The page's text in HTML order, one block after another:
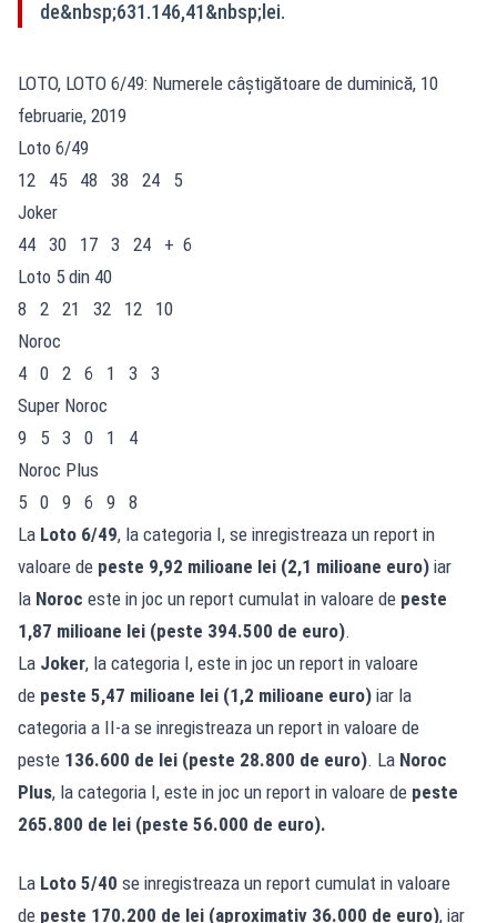
de&nbsp;631.146,41&nbsp;lei.
LOTO, LOTO 6/49: Numerele câștigătoare de duminică, 10
februarie, 2019
Loto 6/49
12 45 48 38 24 5
Joker
44 30 17 3 24 + 6
Loto 5 din 40
8 2 21 32 12 10
Noroc
4 0 2 6 1 3 3
Super Noroc
9 5 3 0 1 4
Noroc Plus
5 0 9 6 9 8
La Loto 6/49, la categoria I, se inregistreaza un report in
valoare de peste 9,92 milioane lei (2,1 milioane euro) iar
la Noroc este in joc un report cumulat in valoare de peste
1,87 milioane lei (peste 394.500 de euro).
La Joker, la categoria I, este in joc un report in valoare
de peste 5,47 milioane lei (1,2 milioane euro) iar la
categoria a II-a se inregistreaza un report in valoare de
peste 136.600 de lei (peste 28.800 de euro). La Noroc
Plus, la categoria I, este in joc un report in valoare de peste
265.800 de lei (peste 56.000 de euro).
La Loto 5/40 se inregistreaza un report cumulat in valoare
de peste 170.200 de lei (aproximativ 36.000 de euro), iar